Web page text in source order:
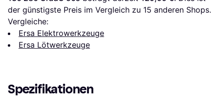
der günstigste Preis im Vergleich zu 15 anderen Shops.
Vergleiche:
Ersa Elektrowerkzeuge
Ersa Lötwerkzeuge
Spezifikationen